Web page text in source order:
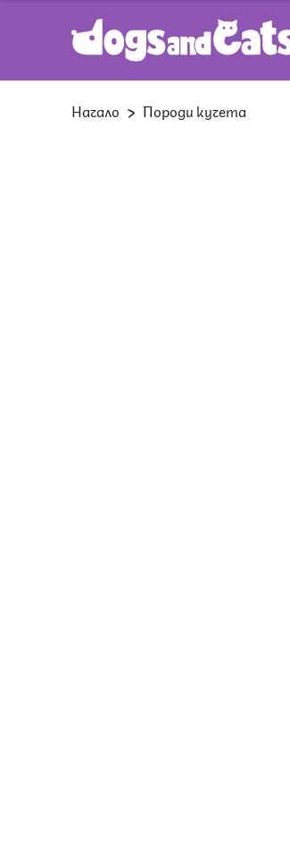
Начало Породи кучета